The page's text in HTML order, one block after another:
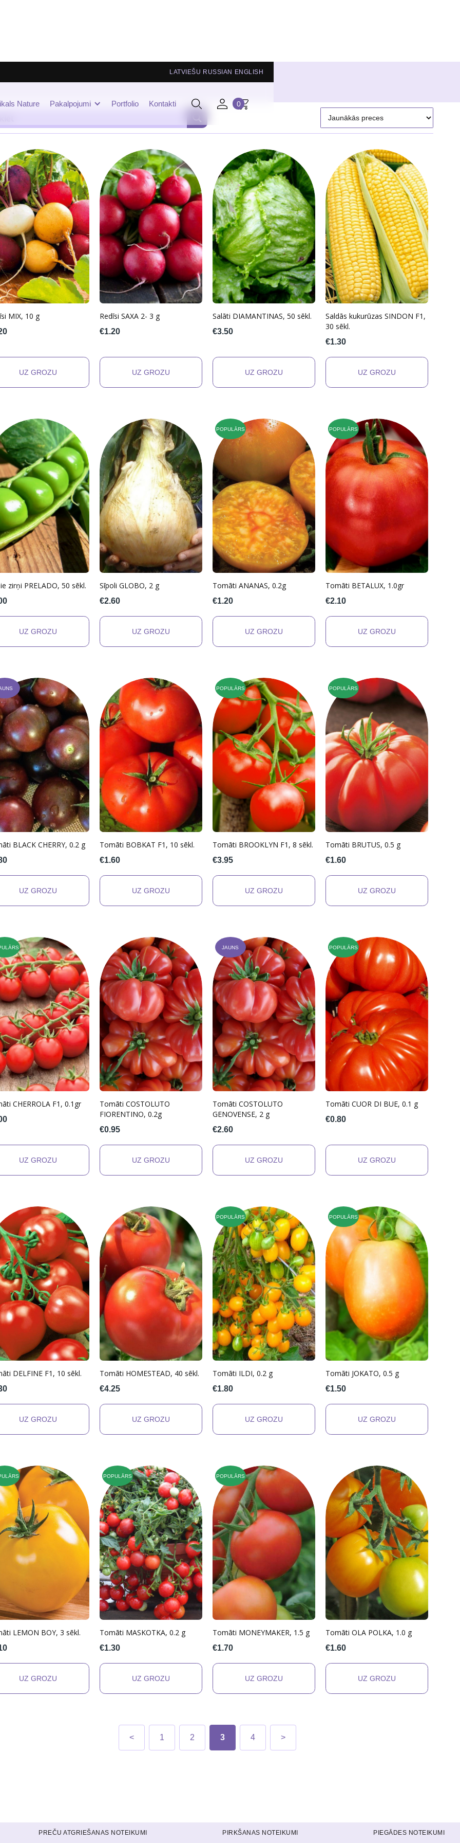
LATVIEŠU RUSSIAN ENGLISH
Nature Pakalpojumi Portfolio Kontakti 0
MIX, 10 g Redīsi SAXA 2- 3 g
€1.20
Salāti DIAMANTINAS, 50 sēkl.
€3.50
Saldās kukurūzas SINDON F1,
30 sēkl.
€1.30
zirņi PRELADO, 50 sēkl. Sīpoli GLOBO, 2 g
€2.60
POPULĀRS
Tomāti ANANAS, 0.2g
€1.20
POPULĀRS
Tomāti BETALUX, 1.0gr
€2.10
BLACK CHERRY, 0.2 g Tomāti BOBKAT F1, 10 sēkl.
€1.60
POPULĀRS
Tomāti BROOKLYN F1, 8 sēkl.
€3.95
POPULĀRS
Tomāti BRUTUS, 0.5 g
€1.60
CHERROLA F1, 0.1gr
Tomāti COSTOLUTO
FIORENTINO, 0.2g
€0.95
JAUNS
Tomāti COSTOLUTO
GENOVENSE, 2 g
€2.60
POPULĀRS
Tomāti CUOR DI BUE, 0.1 g
€0.80
DELFINE F1, 10 sēkl. Tomāti HOMESTEAD, 40 sēkl.
€4.25
POPULĀRS
Tomāti ILDI, 0.2 g
€1.80
POPULĀRS
Tomāti JOKATO, 0.5 g
€1.50
LEMON BOY, 3 sēkl.
POPULĀRS
Tomāti MASKOTKA, 0.2 g
€1.30
POPULĀRS
Tomāti MONEYMAKER, 1.5 g
€1.70
Tomāti OLA POLKA, 1.0 g
€1.60
< 1 2 3 4 >
PREČU ATGRIEŠANAS NOTEIKUMI PIRKŠANAS NOTEIKUMI PIEGĀDES NOTEIKUMI